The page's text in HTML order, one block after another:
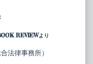
REVIEWより
法律事務所）